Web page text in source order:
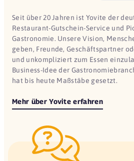
Seit über 20 Jahren ist Yovite der
Restaurant-Gutschein-Service und
Gastronomie. Unsere Vision,
geben, Freunde, Geschäftspartner
und unkompliziert zum Essen
Business-Idee der
hat bis heute Maßstäbe gesetzt.
Mehr über Yovite erfahren